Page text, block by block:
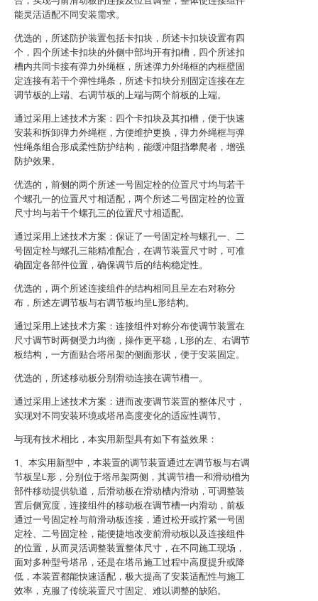
能灵活适配不同安装需求。
优选的，所述防护装置包括卡扣块，所述卡扣块设置有四
个，四个所述卡扣块的外侧中部均开有扣槽，四个所述扣
槽内共同卡接有弹力外绳框，所述弹力外绳框的内框壁固
定连接有若干个弹性绳条，所述卡扣块分别固定连接在左
调节板的上端、右调节板的上端与两个前板的上端。
通过采用上述技术方案：四个卡扣块及其扣槽，便于快速
安装和拆卸弹力外绳框，方便维护更换，弹力外绳框与弹
性绳条组合形成柔性防护结构，能缓冲阻挡攀爬者，增强
防护效果。
优选的，前侧的两个所述一号固定栓的位置尺寸均与若干
个螺孔一的位置尺寸相适配，两个所述二号固定栓的位置
尺寸均与若干个螺孔三的位置尺寸相适配。
通过采用上述技术方案：保证了一号固定栓与螺孔一、二
号固定栓与螺孔三能精准配合，在调节装置尺寸时，可准
确固定各部件位置，确保调节后的结构稳定性。
优选的，两个所述连接组件的结构相同且呈左右对称分
布，所述左调节板与右调节板均呈L形结构。
通过采用上述技术方案：连接组件对称分布使调节装置在
尺寸调节时两侧受力均衡，操作更平稳，L形的左、右调节
板结构，一方面贴合塔吊架的侧面形状，便于安装固定。
优选的，所述移动板分别滑动连接在调节槽一。
通过采用上述技术方案：进而改变调节装置的整体尺寸，
实现对不同安装环境或塔吊高度变化的适应性调节。
与现有技术相比，本实用新型具有如下有益效果：
1、本实用新型中，本装置的调节装置通过左调节板与右调
节板呈L形，分别位于塔吊架两侧，其调节槽一和滑动槽为
部件移动提供轨道，后滑动板在滑动槽内滑动，可调整装
置后侧宽度，连接组件的移动板在调节槽一内滑动，前板
通过一号固定栓与前滑动板连接，通过松开或拧紧一号固
定栓、二号固定栓，能便捷地改变前滑动板以及连接组件
的位置，从而灵活调整装置整体尺寸，在不同施工现场，
面对多种型号塔吊，还是在塔吊施工过程中高度提升或降
低，本装置都能快速适配，极大提高了安装适配性与施工
效率，克服了传统装置尺寸固定、难以调整的缺陷。